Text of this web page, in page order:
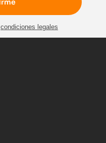
condiciones legales